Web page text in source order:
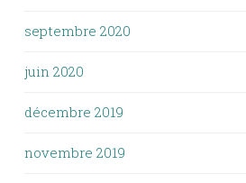
septembre 2020
juin 2020
décembre 2019
novembre 2019